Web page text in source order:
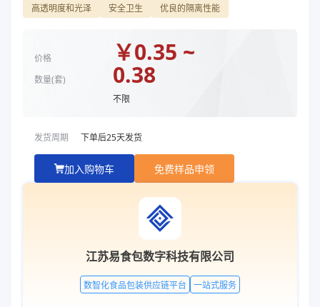
盖克重（g）
3.2、5.5
高透明度和光泽 安全卫生 优良的隔离性能
价格
数量(套)
￥0.35 ~
0.38
不限
发货周期 下单后25天发货
加入购物车 免费样品申领
江苏易食包数字科技有限公司
数智化食品包装供应链平台 一站式服务